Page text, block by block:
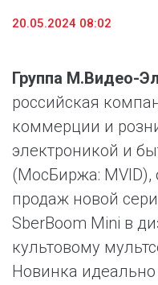
20.05.2024 08:02
Группа М.Видео-
российская
коммерции и
электроникой и
(МосБиржа: MVID),
продаж новой
SberBoom Mini в
культовому
Новинка